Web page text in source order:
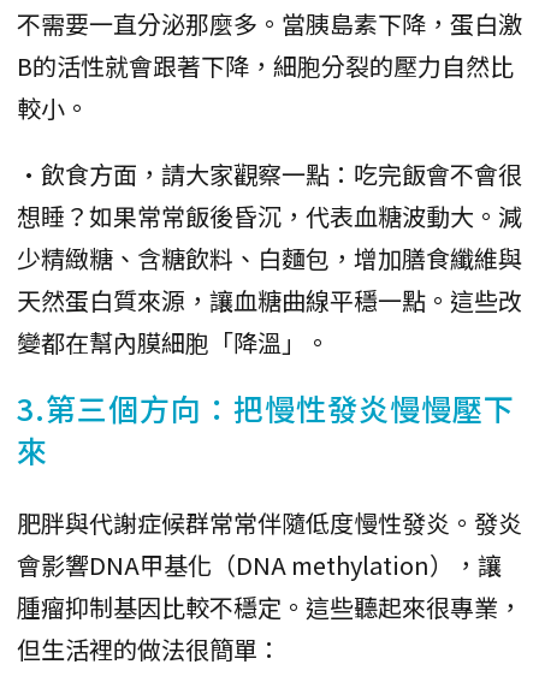
不需要一直分泌那麼多。當胰島素下降，蛋白激
B的活性就會跟著下降，細胞分裂的壓力自然比
較小。
•飲食方面，請大家觀察一點：吃完飯會不會很
想睡？如果常常飯後昏沉，代表血糖波動大。減
少精緻糖、含糖飲料、白麵包，增加膳食纖維與
天然蛋白質來源，讓血糖曲線平穩一點。這些改
變都在幫內膜細胞「降溫」。
3.第三個方向：把慢性發炎慢慢壓下
來
肥胖與代謝症候群常常伴隨低度慢性發炎。發炎
會影響DNA甲基化（DNA methylation），讓
腫瘤抑制基因比較不穩定。這些聽起來很專業，
但生活裡的做法很簡單：